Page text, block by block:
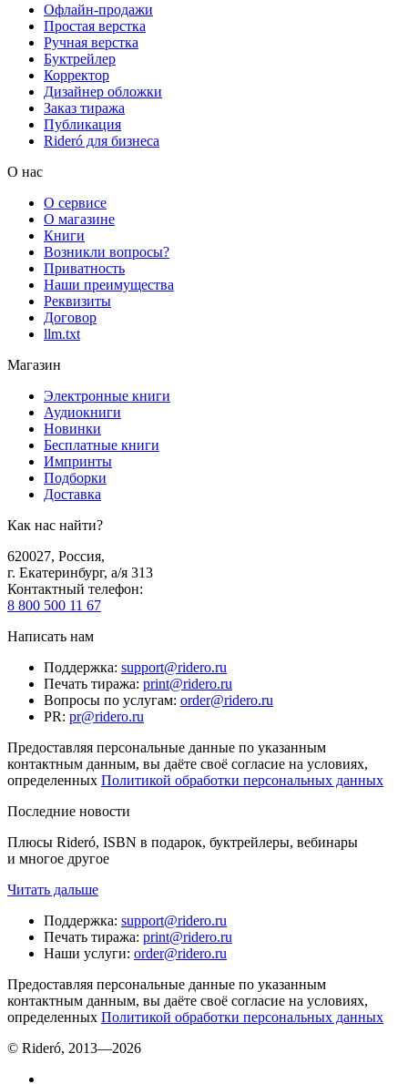
Офлайн-продажи
Простая верстка
Ручная верстка
Буктрейлер
Корректор
Дизайнер обложки
Заказ тиража
Публикация
Rideró для бизнеса
О нас
О сервисе
О магазине
Книги
Возникли вопросы?
Приватность
Наши преимущества
Реквизиты
Договор
llm.txt
Магазин
Электронные книги
Аудиокниги
Новинки
Бесплатные книги
Импринты
Подборки
Доставка
Как нас найти?
620027, Россия,
г. Екатеринбург, а/я 313
Контактный телефон:
8 800 500 11 67
Написать нам
Поддержка: support@ridero.ru
Печать тиража: print@ridero.ru
Вопросы по услугам: order@ridero.ru
PR: pr@ridero.ru
Предоставляя персональные данные по указанным
контактным данным, вы даёте своё согласие на условиях,
определенных Политикой обработки персональных данных
Последние новости
Плюсы Rideró, ISBN в подарок, буктрейлеры, вебинары
и многое другое
Читать дальше
Поддержка: support@ridero.ru
Печать тиража: print@ridero.ru
Наши услуги: order@ridero.ru
Предоставляя персональные данные по указанным
контактным данным, вы даёте своё согласие на условиях,
определенных Политикой обработки персональных данных
© Rideró, 2013—2026